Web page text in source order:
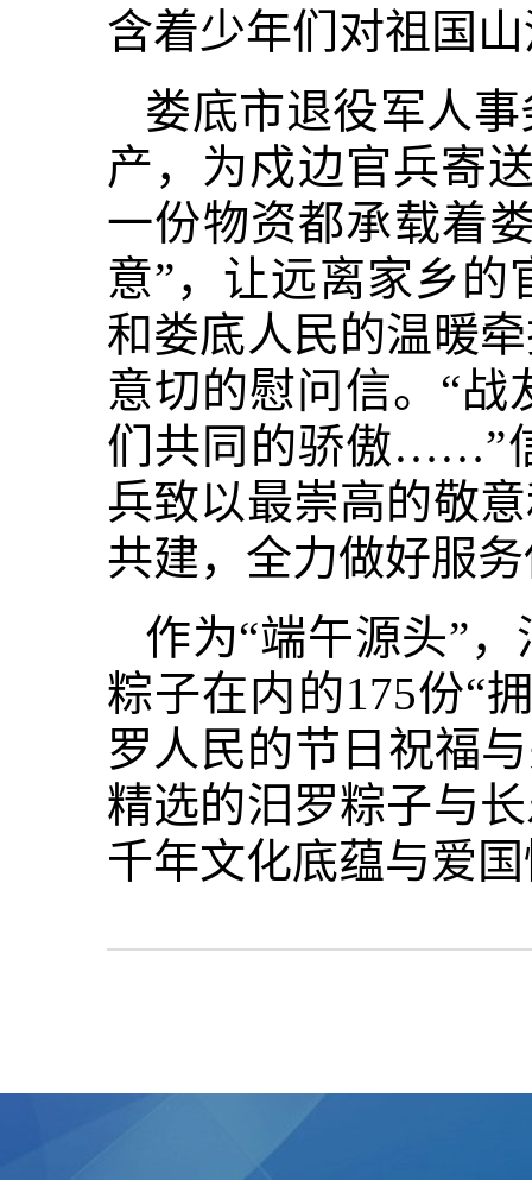
含着少年们对祖国
娄底市退役军人
产，为戍边官兵寄
一份物资都承载着
意”，让远离家乡
和娄底人民的温暖
意切的慰问信。“
们共同的骄傲……”
兵致以最崇高的敬
共建，全力做好服
作为“端午源头”
粽子在内的175份“
罗人民的节日祝福
精选的汨罗粽子与
千年文化底蕴与爱